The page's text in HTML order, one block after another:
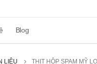
Blog
LIỆU THỊT HỘP SPAM MỸ